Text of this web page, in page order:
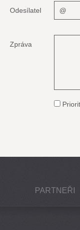
Odesílatel
Zpráva
PARTNEŘI